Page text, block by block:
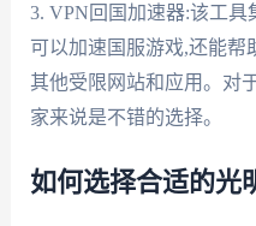
3. VPN回国加速器:该工
可以加速国服游戏,还能帮
其他受限网站和应用。对
家来说是不错的选择。
如何选择合适的光